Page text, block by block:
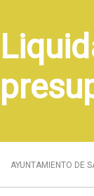
AYUNTAMIENTO DE